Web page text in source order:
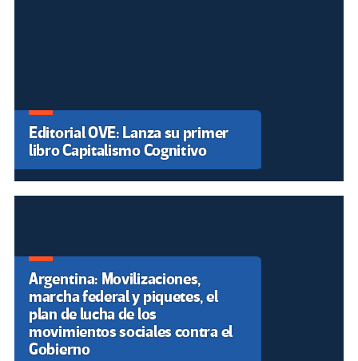
Editorial OVE: Lanza su primer
libro Capitalismo Cognitivo
Argentina: Movilizaciones,
marcha federal y piquetes, el
plan de lucha de los
movimientos sociales contra el
Gobierno